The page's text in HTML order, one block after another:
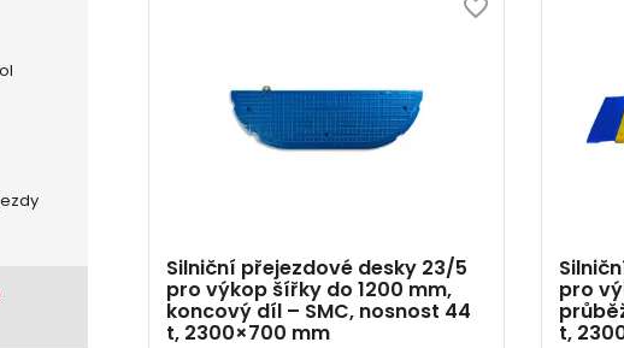
Silniční přejezdové desky 23/5
pro výkop šířky do 1200 mm,
koncový díl – SMC, nosnost 44
t, 2300×700 mm
pro
t,